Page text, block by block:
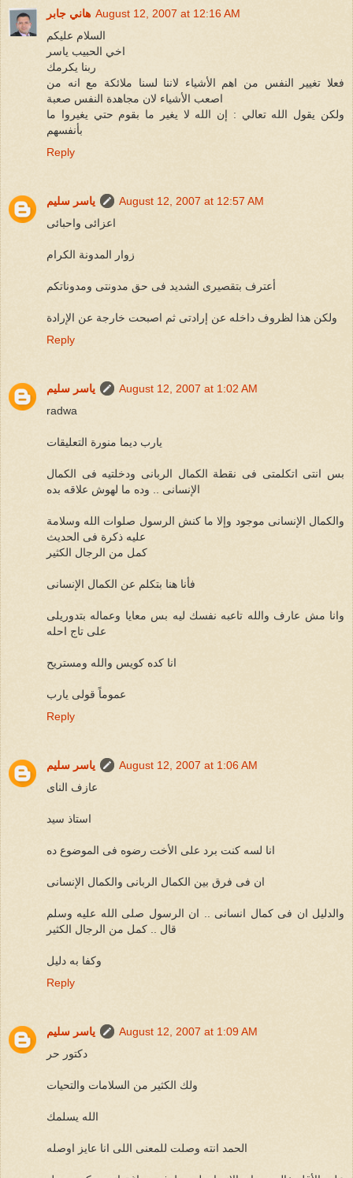
هاني جابر August 12, 2007 at 12:16 AM
السلام عليكم
اخي الحبيب ياسر
ربنا يكرمك
فعلا تغيير النفس من اهم الأشياء لاننا لسنا ملائكة مع انه من
اصعب الأشياء لان مجاهدة النفس صعبة
ولكن يقول الله تعالي : إن الله لا يغير ما بقوم حتي يغيروا ما
بأنفسهم
Reply
ياسر سليم
August 12, 2007 at 12:57 AM
اعزائى واحبائى
زوار المدونة الكرام
أعترف بتقصيرى الشديد فى حق مدونتى ومدوناتكم
ولكن هذا لظروف داخله عن إرادتى ثم اصبحت خارجة عن الإرادة
Reply
ياسر سليم
August 12, 2007 at 1:02 AM
radwa
يارب ديما منورة التعليقات
بس انتى اتكلمتى فى نقطة الكمال الربانى ودخلتيه فى الكمال
الإنسانى .. وده ما لهوش علاقه بده
والكمال الإنسانى موجود وإلا ما كنش الرسول صلوات الله وسلامة
عليه ذكرة فى الحديث
كمل من الرجال الكثير
فأنا هنا بتكلم عن الكمال الإنسانى
وانا مش عارف والله تاعبه نفسك ليه بس معايا وعماله بتدوريلى
على تاج احله
انا كده كويس والله ومستريح
عموماً قولى يارب
Reply
ياسر سليم
August 12, 2007 at 1:06 AM
عازف الناى
استاذ سيد
انا لسه كنت برد على الأخت رضوه فى الموضوع ده
ان فى فرق بين الكمال الربانى والكمال الإنسانى
والدليل ان فى كمال انسانى .. ان الرسول صلى الله عليه وسلم
قال .. كمل من الرجال الكثير
وكفا به دليل
Reply
ياسر سليم
August 12, 2007 at 1:09 AM
دكتور حر
ولك الكثير من السلامات والتحيات
الله يسلمك
الحمد انته وصلت للمعنى اللى انا عايز اوصله